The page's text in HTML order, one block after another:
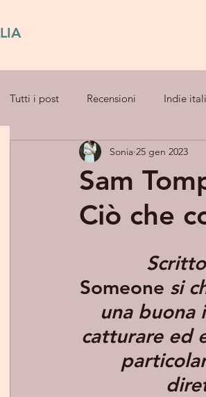
Tutti i post Recensioni Indie
Sam
Ciò che
Sonia 25 gen 2023
Someone si
una buona
catturare ed